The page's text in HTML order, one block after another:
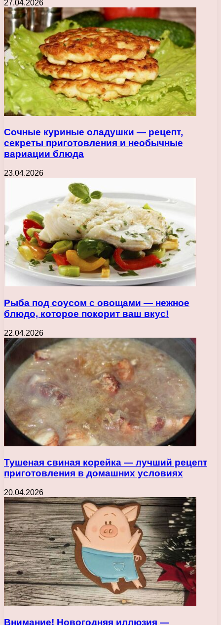
27.04.2026
Сочные куриные оладушки — рецепт,
секреты приготовления и необычные
вариации блюда
23.04.2026
Рыба под соусом с овощами — нежное
блюдо, которое покорит ваш вкус!
22.04.2026
Тушеная свиная корейка — лучший рецепт
приготовления в домашних условиях
20.04.2026
Внимание! Новогодняя иллюзия —